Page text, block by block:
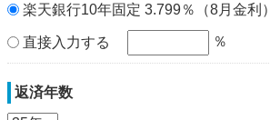
楽天銀行10年固定 3.799％（8月金利）
直接入力する ％
返済年数